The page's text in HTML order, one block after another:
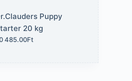
Puppy
20 kg
485.00Ft